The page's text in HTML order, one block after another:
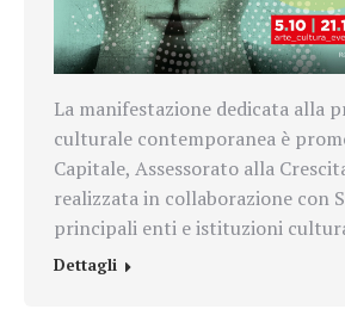
La manifestazione dedicata alla
culturale contemporanea è
Capitale, Assessorato alla
realizzata in collaborazione con
principali enti e istituzioni
Dettagli